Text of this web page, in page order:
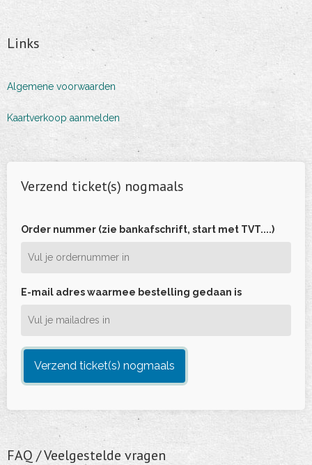
Links
Algemene voorwaarden
Kaartverkoop aanmelden
Verzend ticket(s) nogmaals
Order nummer (zie bankafschrift, start met TVT....)
E-mail adres waarmee bestelling gedaan is
Verzend ticket(s) nogmaals
FAQ / Veelgestelde vragen